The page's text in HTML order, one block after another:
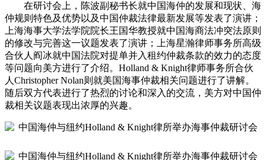
在研讨会上，陈波副秘书长就中国海仲的发展和现状、海
仲规则特色及优势以及中国仲裁法律最新发展等发表了演讲；
上海海事大学法学院院长王国华教授就中国海商法冲突法原则
的修改与完善这一议题发表了演讲；上海星瀚律师事务所高级
合伙人阎冰就中国法院对提单并入租约仲裁条款的效力的态度
等问题向美方进行了介绍。Holland & Knight律师事务所合伙
人Christopher Nolan则就美国海事仲裁相关问题进行了讲解。
随后双方代表进行了热烈的讨论和深入的交流，美方对中国仲
裁相关议题表现出浓厚的兴趣。